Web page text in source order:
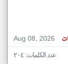
Aug 08, 2026
عدد الكلمات: ٢٠٤